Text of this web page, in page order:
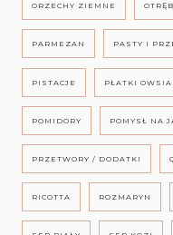
ORZECHY ZIEMNE
PARMEZAN PASTY I
PISTACJE PŁATKI
POMIDORY POMYSŁ NA
PRZETWORY / DODATKI
RICOTTA ROZMARYN